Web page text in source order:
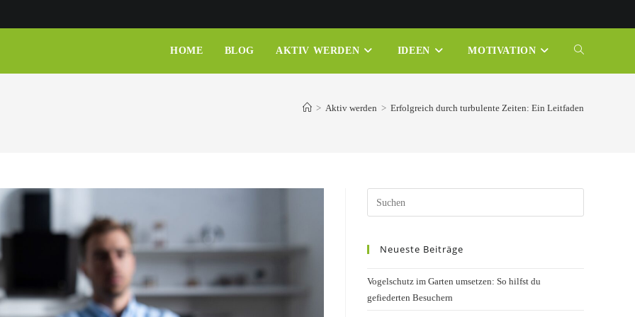
HOME BLOG AKTIV WERDEN IDEEN MOTIVATION WEBSITE-
> Aktiv werden > Erfolgreich durch turbulente Zeiten: Ein Leitfaden
Escape
Neueste Beiträge
Vogelschutz im Garten umsetzen: So hilfst du
gefiederten Besuchern